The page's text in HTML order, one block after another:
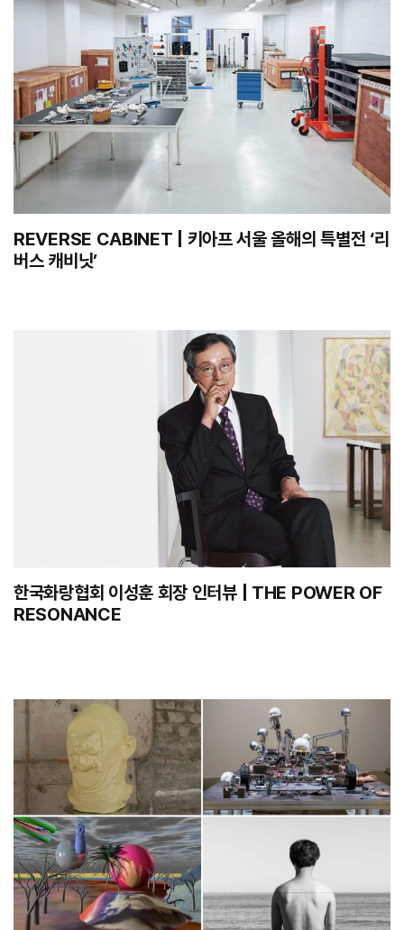
REVERSE CABINET | 키아프 서울 올해의 특별전 ‘리
버스 캐비닛’
한국화랑협회 이성훈 회장 인터뷰 | THE POWER OF
RESONANCE